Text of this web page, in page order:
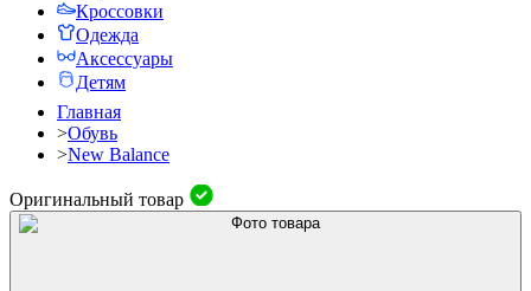
Кроссовки
Одежда
Аксессуары
Детям
Главная
>Обувь
>New Balance
Оригинальный товар